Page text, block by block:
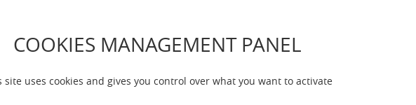
COOKIES MANAGEMENT PANEL
site uses cookies and gives you control over what you want to activate